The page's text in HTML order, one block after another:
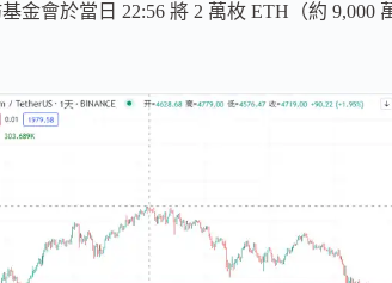
會於當日 22:56 將 2 萬枚 ETH（約 9,000